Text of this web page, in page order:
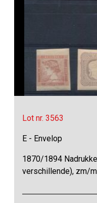
Lot nr. 3563
E - Envelop
1870/1894
verschillende), zm/m